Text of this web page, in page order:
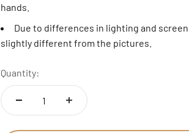
17 estándar - 8 americana
18 estándar
19 estándar
20 estándar - 9 americana
hands.
Due to differences in lighting and
slightly different from the pictures.
Quantity: